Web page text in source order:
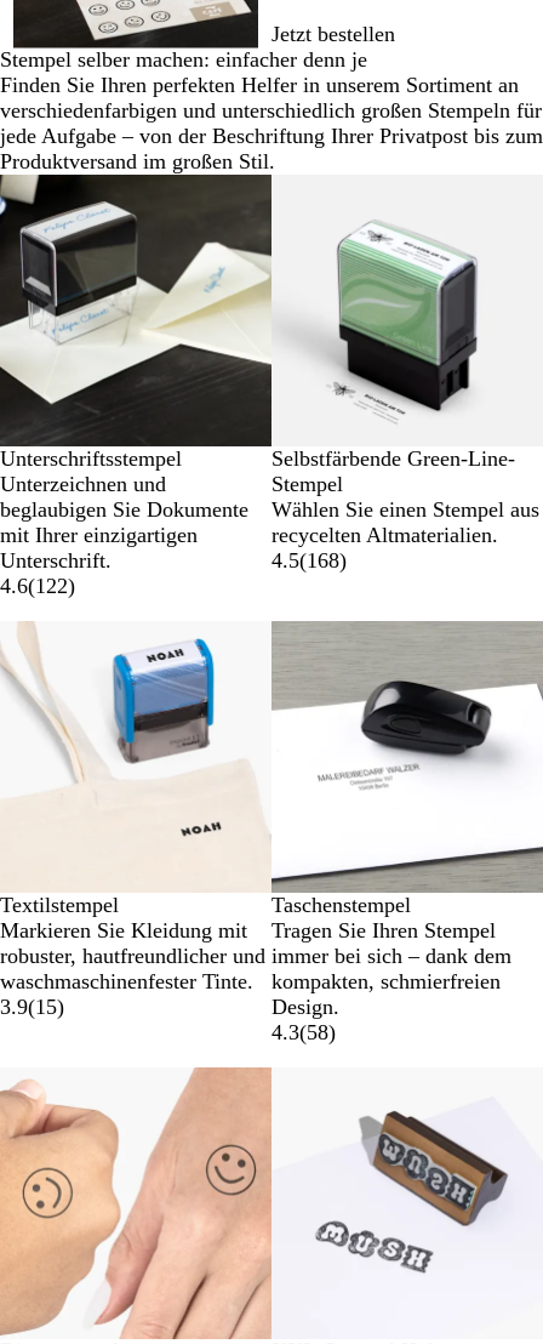
Jetzt bestellen
Stempel selber machen: einfacher denn je
Finden Sie Ihren perfekten Helfer in unserem Sortiment an
verschiedenfarbigen und unterschiedlich großen Stempeln für
jede Aufgabe – von der Beschriftung Ihrer Privatpost bis zum
Produktversand im großen Stil.
Unterschriftsstempel
Unterzeichnen und
beglaubigen Sie Dokumente
mit Ihrer einzigartigen
Unterschrift.
4.6(122)
Selbstfärbende Green-Line-
Stempel
Wählen Sie einen Stempel aus
recycelten Altmaterialien.
4.5(168)
Textilstempel
Markieren Sie Kleidung mit
robuster, hautfreundlicher und
waschmaschinenfester Tinte.
3.9(15)
Taschenstempel
Tragen Sie Ihren Stempel
immer bei sich – dank dem
kompakten, schmierfreien
Design.
4.3(58)